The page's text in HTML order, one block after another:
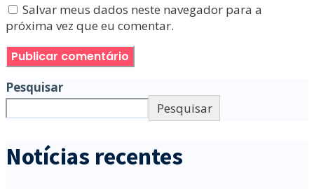
Salvar meus dados neste navegador para a
próxima vez que eu comentar.
Pesquisar
Pesquisar
Notícias recentes